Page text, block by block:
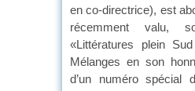
en co-directrice), est
récemment valu,
«Littératures plein
Mélanges en son
d’un numéro spécial